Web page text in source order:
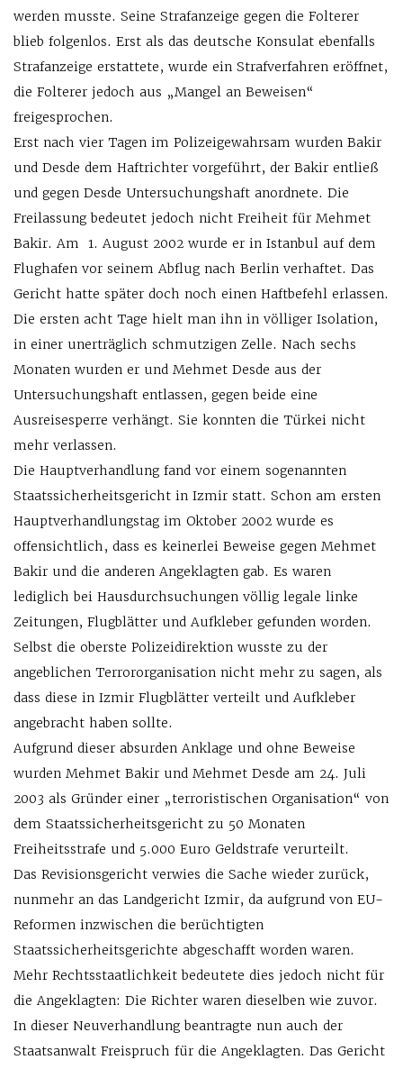
werden musste. Seine Strafanzeige gegen die Folterer
blieb folgenlos. Erst als das deutsche Konsulat ebenfalls
Strafanzeige erstattete, wurde ein Strafverfahren eröffnet,
die Folterer jedoch aus „Mangel an Beweisen“
freigesprochen.
Erst nach vier Tagen im Polizeigewahrsam wurden Bakir
und Desde dem Haftrichter vorgeführt, der Bakir entließ
und gegen Desde Untersuchungshaft anordnete. Die
Freilassung bedeutet jedoch nicht Freiheit für Mehmet
Bakir. Am 1. August 2002 wurde er in Istanbul auf dem
Flughafen vor seinem Abflug nach Berlin verhaftet. Das
Gericht hatte später doch noch einen Haftbefehl erlassen.
Die ersten acht Tage hielt man ihn in völliger Isolation,
in einer unerträglich schmutzigen Zelle. Nach sechs
Monaten wurden er und Mehmet Desde aus der
Untersuchungshaft entlassen, gegen beide eine
Ausreisesperre verhängt. Sie konnten die Türkei nicht
mehr verlassen.
Die Hauptverhandlung fand vor einem sogenannten
Staatssicherheitsgericht in Izmir statt. Schon am ersten
Hauptverhandlungstag im Oktober 2002 wurde es
offensichtlich, dass es keinerlei Beweise gegen Mehmet
Bakir und die anderen Angeklagten gab. Es waren
lediglich bei Hausdurchsuchungen völlig legale linke
Zeitungen, Flugblätter und Aufkleber gefunden worden.
Selbst die oberste Polizeidirektion wusste zu der
angeblichen Terrororganisation nicht mehr zu sagen, als
dass diese in Izmir Flugblätter verteilt und Aufkleber
angebracht haben sollte.
Aufgrund dieser absurden Anklage und ohne Beweise
wurden Mehmet Bakir und Mehmet Desde am 24. Juli
2003 als Gründer einer „terroristischen Organisation“ von
dem Staatssicherheitsgericht zu 50 Monaten
Freiheitsstrafe und 5.000 Euro Geldstrafe verurteilt.
Das Revisionsgericht verwies die Sache wieder zurück,
nunmehr an das Landgericht Izmir, da aufgrund von EU-
Reformen inzwischen die berüchtigten
Staatssicherheitsgerichte abgeschafft worden waren.
Mehr Rechtsstaatlichkeit bedeutete dies jedoch nicht für
die Angeklagten: Die Richter waren dieselben wie zuvor.
In dieser Neuverhandlung beantragte nun auch der
Staatsanwalt Freispruch für die Angeklagten. Das Gericht